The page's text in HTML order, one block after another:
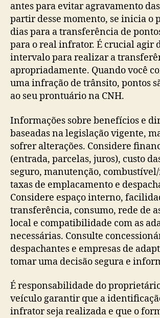
antes para evitar agravamento
partir desse momento, se inicia o
dias para a transferência de
para o real infrator. É crucial agir
intervalo para realizar a
apropriadamente. Quando você
uma infração de trânsito, pontos
ao seu prontuário na CNH.
Informações sobre benefícios e
baseadas na legislação vigente,
sofrer alterações. Considere
(entrada, parcelas, juros), custo
seguro, manutenção,
taxas de emplacamento e
Considere espaço interno,
transferência, consumo, rede de
local e compatibilidade com as
necessárias. Consulte
despachantes e empresas de
tomar uma decisão segura e
É responsabilidade do
veículo garantir que a
infrator seja realizada e que o